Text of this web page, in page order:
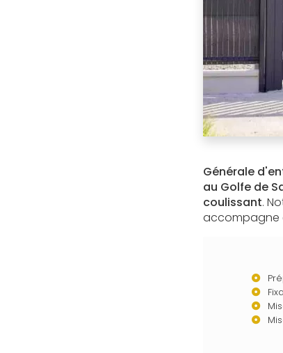
Générale
au Golfe de
coulissant.
accompagne